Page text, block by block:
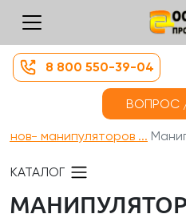
8 800 550-39-04
ВОПРОС
манипуляторов ...
КАТАЛОГ